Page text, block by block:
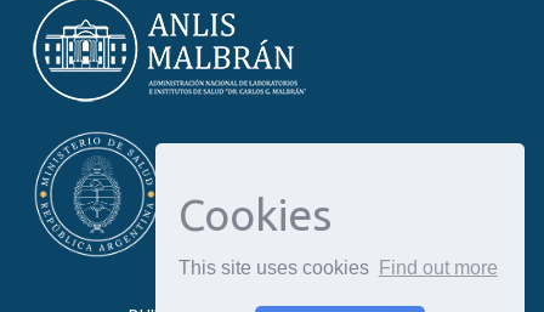
Cookies
This site uses cookies Find out more